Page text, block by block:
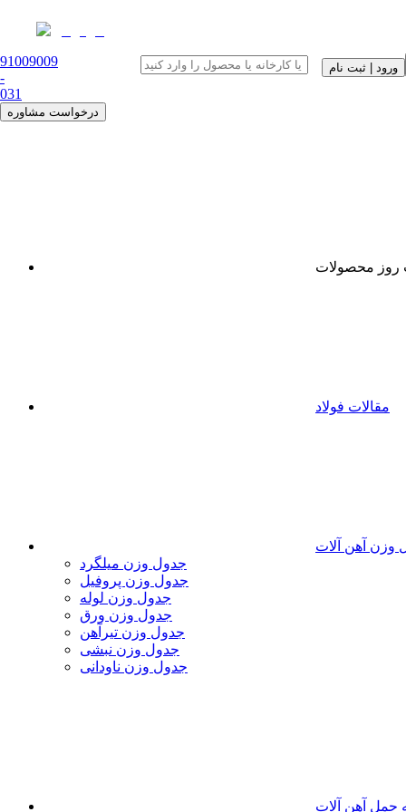
91009009
-
031
درخواست مشاوره
ورود | ثبت نام
روز محصولات
مقالات فولاد
وزن آهن آلات
جدول وزن میلگرد
جدول وزن پروفیل
جدول وزن لوله
جدول وزن ورق
جدول وزن تیرآهن
جدول وزن نبشی
جدول وزن ناودانی
حمل آهن آلات